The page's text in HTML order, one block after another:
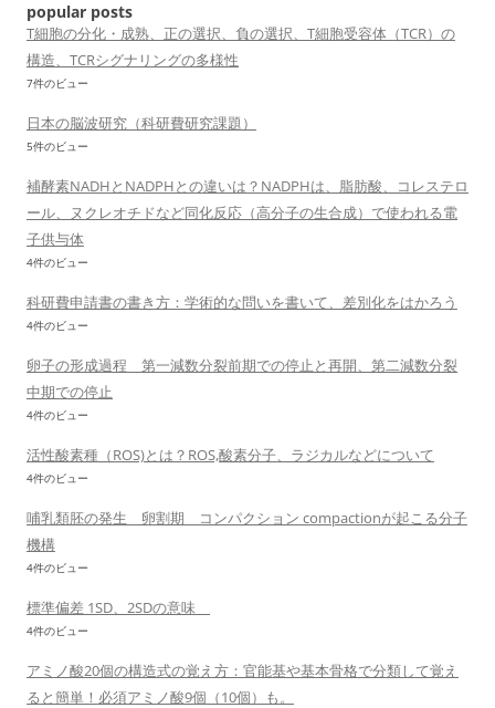
ョ
ン
popular posts
T細胞の分化・成熟、正の選択、負の選択、T細胞受容体（TCR）の
構造、TCRシグナリングの多様性
7件のビュー
日本の脳波研究（科研費研究課題）
5件のビュー
補酵素NADHとNADPHとの違いは？NADPHは、脂肪酸、コレステロ
ール、ヌクレオチドなど同化反応（高分子の生合成）で使われる電
子供与体
4件のビュー
科研費申請書の書き方：学術的な問いを書いて、差別化をはかろう
4件のビュー
卵子の形成過程 第一減数分裂前期での停止と再開、第二減数分裂
中期での停止
4件のビュー
活性酸素種（ROS)とは？ROS,酸素分子、ラジカルなどについて
4件のビュー
哺乳類胚の発生 卵割期 コンパクション compactionが起こる分子
機構
4件のビュー
標準偏差 1SD、2SDの意味
4件のビュー
アミノ酸20個の構造式の覚え方：官能基や基本骨格で分類して覚え
ると簡単！必須アミノ酸9個（10個）も。